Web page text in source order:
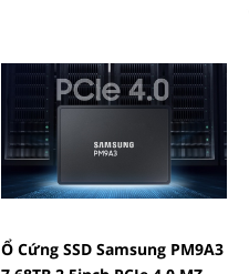
Ổ Cứng SSD Samsung PM9A3